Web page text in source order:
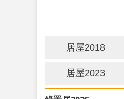
居屋2018
居屋2023